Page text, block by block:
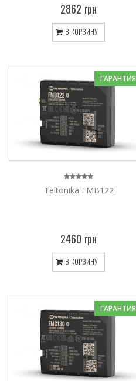
2862 грн
В КОРЗИНУ
ГАРАНТИЯ
Teltonika FMB122
2460 грн
В КОРЗИНУ
ГАРАНТИЯ